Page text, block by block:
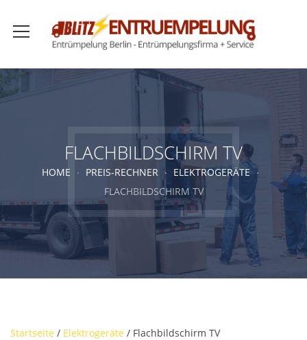
FLACHBILDSCHIRM TV
HOME PREIS-RECHNER
ELEKTROGERÄTE
FLACHBILDSCHIRM TV
Startseite / Elektrogeräte / Flachbildschirm TV